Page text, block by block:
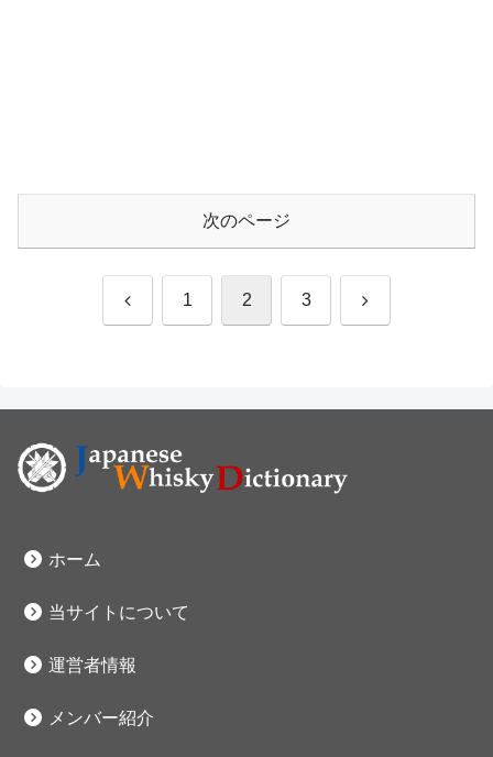
次のページ
前 1 2 3 次
ホーム
当サイトについて
運営者情報
メンバー紹介